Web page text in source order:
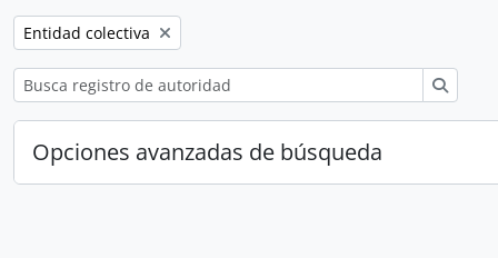
Remove filter:
Entidad colectiva
Opciones avanzadas de búsqueda